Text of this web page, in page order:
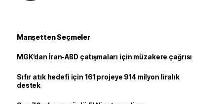
Manşetten Seçmeler
MGK’dan İran-ABD çatışmaları için müzakere çağrısı
Sıfır atık hedefi için 161 projeye 914 milyon liralık
destek